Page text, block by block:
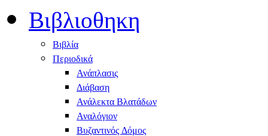
Βιβλιοθηκη
Βιβλία
Περιοδικά
Ανάπλασις
Διάβαση
Ανάλεκτα Βλατάδων
Αναλόγιον
Βυζαντινός Δόμος